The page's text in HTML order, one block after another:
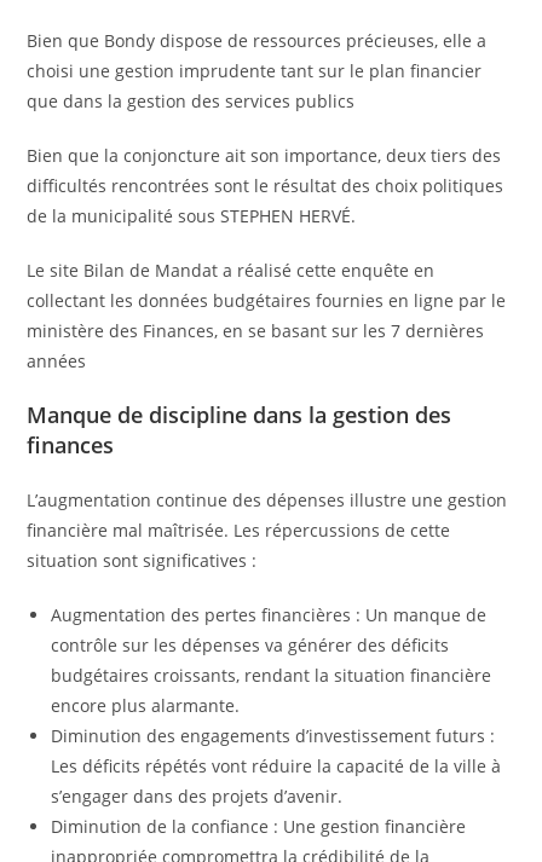
Bien que Bondy dispose de ressources précieuses, elle a
choisi une gestion imprudente tant sur le plan financier
que dans la gestion des services publics
Bien que la conjoncture ait son importance, deux tiers des
difficultés rencontrées sont le résultat des choix politiques
de la municipalité sous STEPHEN HERVÉ.
Le site Bilan de Mandat a réalisé cette enquête en
collectant les données budgétaires fournies en ligne par le
ministère des Finances, en se basant sur les 7 dernières
années
Manque de discipline dans la gestion des
finances
L’augmentation continue des dépenses illustre une gestion
financière mal maîtrisée. Les répercussions de cette
situation sont significatives :
Augmentation des pertes financières : Un manque de
contrôle sur les dépenses va générer des déficits
budgétaires croissants, rendant la situation financière
encore plus alarmante.
Diminution des engagements d’investissement futurs :
Les déficits répétés vont réduire la capacité de la ville à
s’engager dans des projets d’avenir.
Diminution de la confiance : Une gestion financière
inappropriée compromettra la crédibilité de la